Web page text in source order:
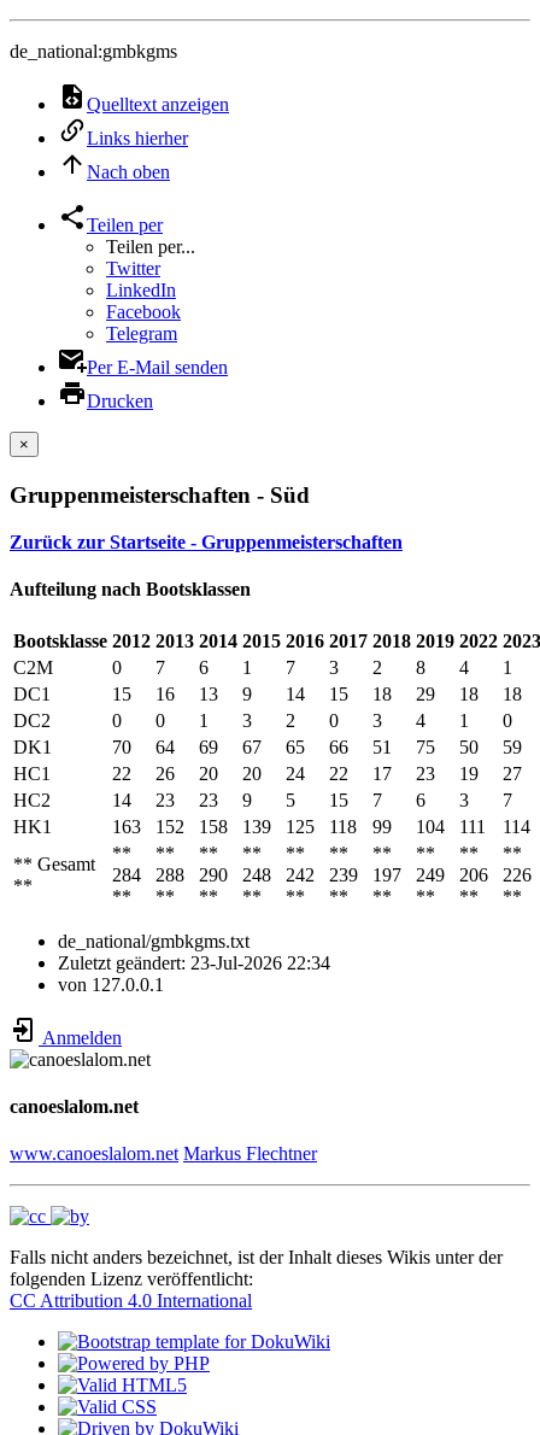
de_national:gmbkgms
Quelltext anzeigen
Links hierher
Nach oben
Teilen per
Teilen per...
Twitter
LinkedIn
Facebook
Telegram
Per E-Mail senden
Drucken
×
Gruppenmeisterschaften - Süd
Zurück zur Startseite - Gruppenmeisterschaften
Aufteilung nach Bootsklassen
Bootsklasse 2012 2013 2014 2015 2016 2017 2018 2019 2022 2023
C2M
0 7 6 1 7 3 2 8 4
1
DC1
15 16 13 9 14 15 18 29 18
18
DC2
0 0 1 3 2 0 3 4 1
0
DK1
70 64 69 67 65 66 51 75 50
59
HC1
22 26 20 20 24 22 17 23 19
27
HC2
14 23 23 9 5 15 7 6 3
7
HK1
163 152 158 139 125 118 99 104 111
114
** Gesamt
**
**
284
**
**
288
**
**
290
**
**
248
**
**
242
**
**
239
**
**
197
**
**
249
**
**
206
**
**
226
**
de_national/gmbkgms.txt
Zuletzt geändert: 23-Jul-2026 22:34
von 127.0.0.1
Anmelden
canoeslalom.net
www.canoeslalom.net Markus Flechtner
Falls nicht anders bezeichnet, ist der Inhalt dieses Wikis unter der
folgenden Lizenz veröffentlicht:
CC Attribution 4.0 International